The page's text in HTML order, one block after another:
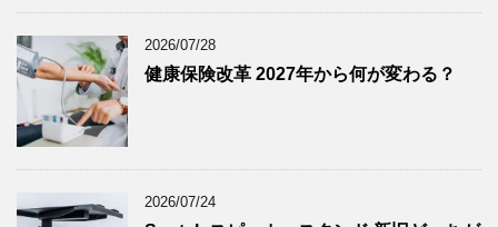
2024年9月(9)
2024年8月(9)
2024年7月(9)
2024年6月
2024年5月
2024年4月(8)
2024年3月(8)
2026/07/28
健康保険改革 2027年から何が変わる？
2026/07/24